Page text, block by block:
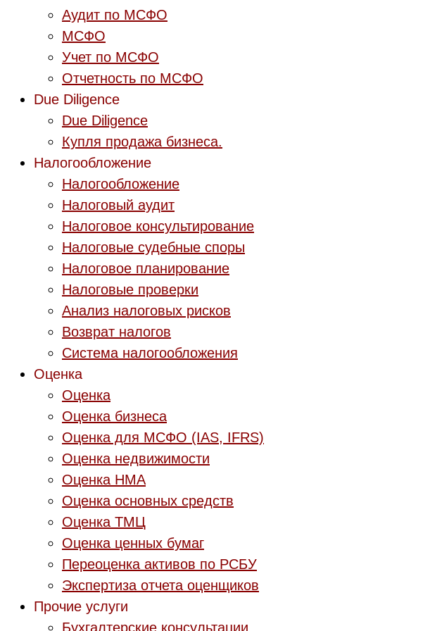
Аудит по МСФО
МСФО
Учет по МСФО
Отчетность по МСФО
Due Diligence
Due Diligence
Купля продажа бизнеса.
Налогообложение
Налогообложение
Налоговый аудит
Налоговое консультирование
Налоговые судебные споры
Налоговое планирование
Налоговые проверки
Анализ налоговых рисков
Возврат налогов
Система налогообложения
Оценка
Оценка
Оценка бизнеса
Оценка для МСФО (IAS, IFRS)
Оценка недвижимости
Оценка НМА
Оценка основных средств
Оценка ТМЦ
Оценка ценных бумаг
Переоценка активов по РСБУ
Экспертиза отчета оценщиков
Прочие услуги
Бухгалтерские консультации